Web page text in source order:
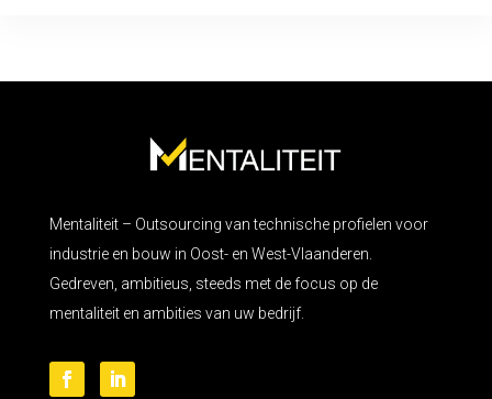
Mentaliteit – Outsourcing van technische profielen voor
industrie en bouw in Oost- en West-Vlaanderen.
Gedreven, ambitieus, steeds met de focus op de
mentaliteit en ambities van uw bedrijf.